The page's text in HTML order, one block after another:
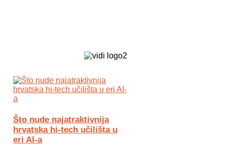
Što nude najatraktivnija
hrvatska hi-tech učilišta u
eri AI-a